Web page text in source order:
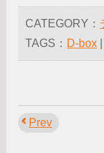
CATEGORY：
TAGS： D-box
Prev